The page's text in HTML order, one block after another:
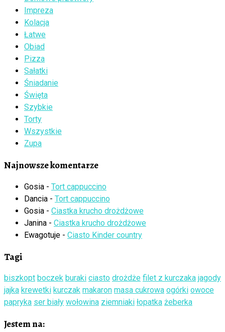
Impreza
Kolacja
Łatwe
Obiad
Pizza
Sałatki
Śniadanie
Święta
Szybkie
Torty
Wszystkie
Zupa
Najnowsze komentarze
Gosia - Tort cappuccino
Dancia - Tort cappuccino
Gosia - Ciastka krucho drożdżowe
Janina - Ciastka krucho drożdżowe
Ewagotuje - Ciasto Kinder country
Tagi
biszkopt boczek buraki ciasto drożdże filet z kurczaka jagody
jajka krewetki kurczak makaron masa cukrowa ogórki owoce
papryka ser biały wołowina ziemniaki łopatka żeberka
Jestem na: